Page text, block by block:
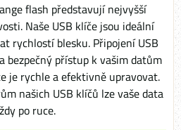
flash představují nejvyšší
Naše USB klíče jsou ideální
rychlostí blesku. Připojení USB
bezpečný přístup k vašim datům
je rychle a efektivně upravovat.
našich USB klíčů lze vaše data
po ruce.